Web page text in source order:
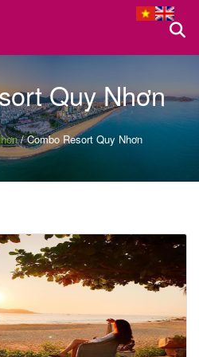
Quy Nhơn
/Combo Resort Quy Nhơn